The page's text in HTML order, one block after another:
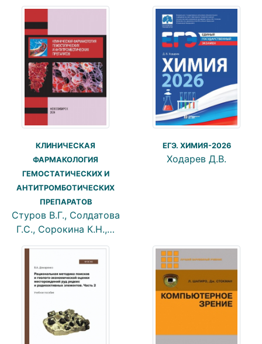
КЛИНИЧЕСКАЯ
ФАРМАКОЛОГИЯ
ГЕМОСТАТИЧЕСКИХ И
АНТИТРОМБОТИЧЕСКИХ
ПРЕПАРАТОВ
Стуров В.Г., Солдатова
Г.С., Сорокина К.Н.,…
ЕГЭ. ХИМИЯ-2026
Ходарев Д.В.